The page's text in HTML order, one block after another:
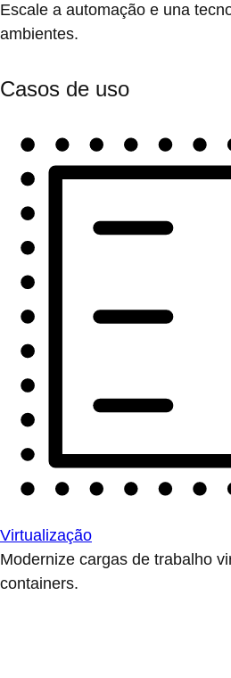
Escale a automação e una
ambientes.
Casos de uso
Virtualização
Modernize cargas de trabalho
containers.